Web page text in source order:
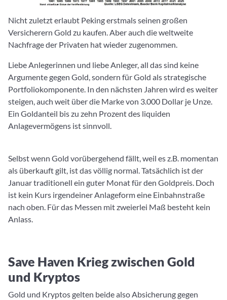
Nicht zuletzt erlaubt Peking erstmals seinen großen
Versicherern Gold zu kaufen. Aber auch die weltweite
Nachfrage der Privaten hat wieder zugenommen.
Liebe Anlegerinnen und liebe Anleger, all das sind keine
Argumente gegen Gold, sondern für Gold als strategische
Portfoliokomponente. In den nächsten Jahren wird es weiter
steigen, auch weit über die Marke von 3.000 Dollar je Unze.
Ein Goldanteil bis zu zehn Prozent des liquiden
Anlagevermögens ist sinnvoll.
Selbst wenn Gold vorübergehend fällt, weil es z.B. momentan
als überkauft gilt, ist das völlig normal. Tatsächlich ist der
Januar traditionell ein guter Monat für den Goldpreis. Doch
ist kein Kurs irgendeiner Anlageform eine Einbahnstraße
nach oben. Für das Messen mit zweierlei Maß besteht kein
Anlass.
Save Haven Krieg zwischen Gold
und Kryptos
Gold und Kryptos gelten beide also Absicherung gegen